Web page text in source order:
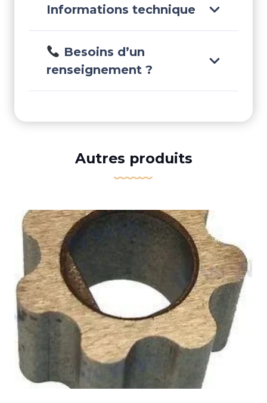
Informations technique
Besoins d’un
renseignement ?
Autres produits